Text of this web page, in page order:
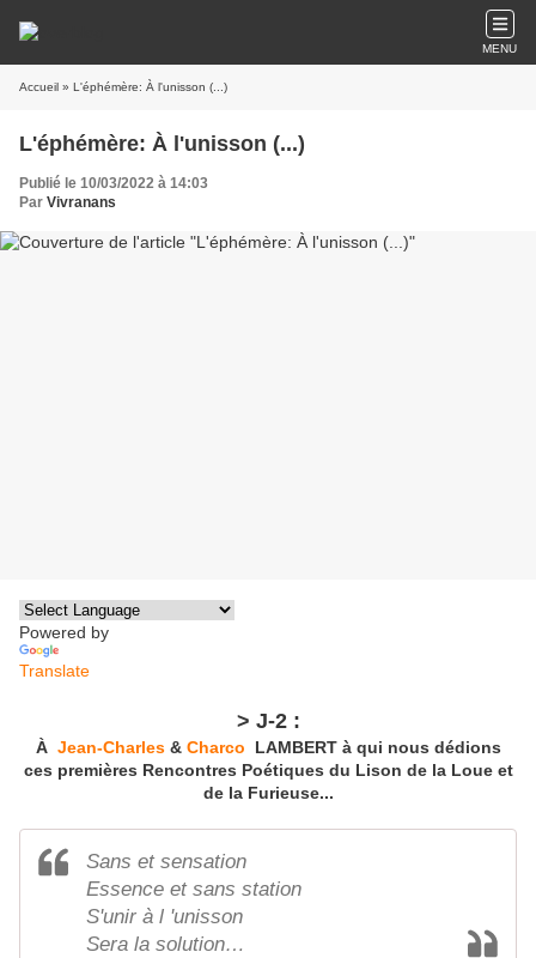
MENU
Accueil » L'éphémère: À l'unisson (...)
L'éphémère: À l'unisson (...)
Publié le 10/03/2022 à 14:03
Par Vivranans
Powered by
Translate
> J-2 :
À Jean-Charles&Charco
LAMBERT à qui nous dédions
ces premières Rencontres Poétiques du Lison de la Loue et
de la Furieuse...
Sans et sensation
Essence et sans station
S'unir à l 'unisson
Sera la solution…